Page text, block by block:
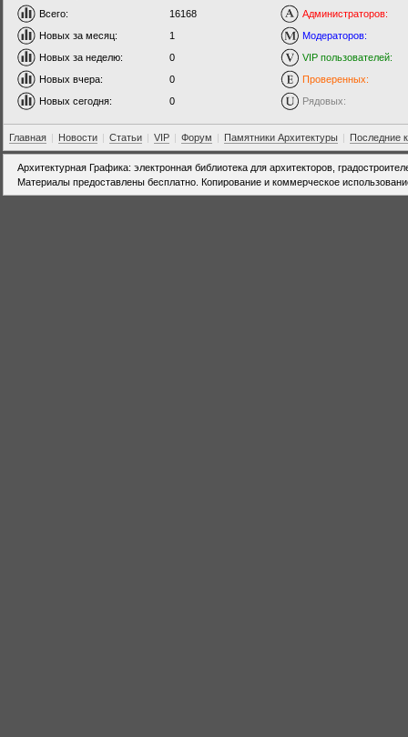
Всего:
16168
Новых за месяц:
1
Новых за неделю:
0
Новых вчера:
0
Новых сегодня:
0
Администраторов:
Модераторов:
VIP пользователей:
Проверенных:
Рядовых:
Главная | Новости | Статьи | VIP | Форум | Памятники Архитектуры | Последние
Архитектурная Графика: электронная библиотека для архитекторов,
Материалы предоставлены бесплатно. Копирование и коммерческое